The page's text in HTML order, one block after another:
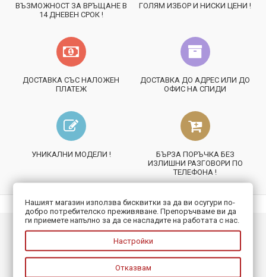
ВЪЗМОЖНОСТ ЗА ВРЪЩАНЕ В
14 ДНЕВЕН СРОК !
ГОЛЯМ ИЗБОР И НИСКИ ЦЕНИ !
ДОСТАВКА СЪС НАЛОЖЕН
ПЛАТЕЖ
ДОСТАВКА ДО АДРЕС ИЛИ ДО
ОФИС НА СПИДИ
УНИКАЛНИ МОДЕЛИ !
БЪРЗА ПОРЪЧКА БЕЗ
ИЗЛИШНИ РАЗГОВОРИ ПО
ТЕЛЕФОНА !
ИНФОРМАЦИЯ
ПОЛЕЗНО
Нашият магазин използва бисквитки за да ви осугури по-
добро потребителско преживяване. Препоръчваме ви да
ги приемете напълно за да се насладите на работата с нас.
Настройки
Отказвам